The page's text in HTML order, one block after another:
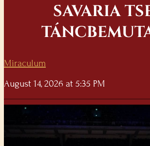
SAVARIA
Miraculum
August 14, 2026 at 5:35 PM